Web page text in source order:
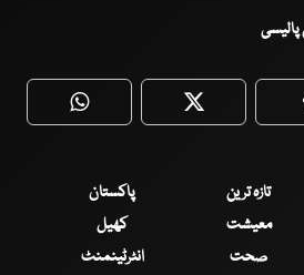
پالیسی
WhatsApp Twitter
تازہ ترین
پاکستان
معیشت
کھیل
صحت
انٹرٹینمنٹ